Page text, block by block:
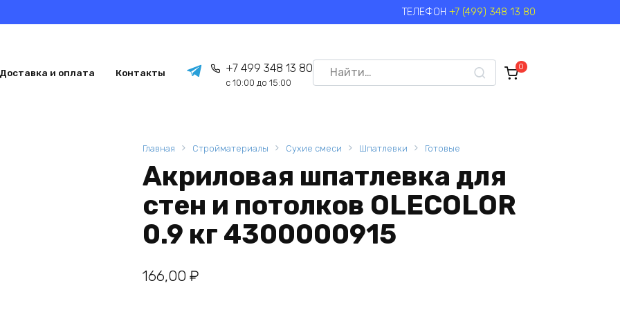
ТЕЛЕФОН +7 (499) 348 13 80
Доставка и оплата Контакты +7 499 348 13 80
с 10:00 до 15:00
Search
for:
0
Главная Стройматериалы Сухие смеси Шпатлевки Готовые
Акриловая шпатлевка для
стен и потолков OLECOLOR
0.9 кг 4300000915
166,00 ₽